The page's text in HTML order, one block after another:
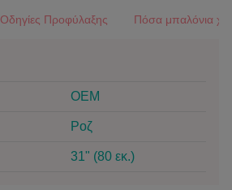
Οδηγίες Προφύλαξης Πόσα μπαλόνια
OEM
Ροζ
31" (80 εκ.)